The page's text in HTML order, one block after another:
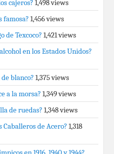
cajeros? 1,498 views
famosa? 1,456 views
de Texcoco? 1,421 views
en los Estados Unidos?
blanco? 1,375 views
a la morsa? 1,349 views
de ruedas? 1,348 views
Caballeros de Acero? 1,318